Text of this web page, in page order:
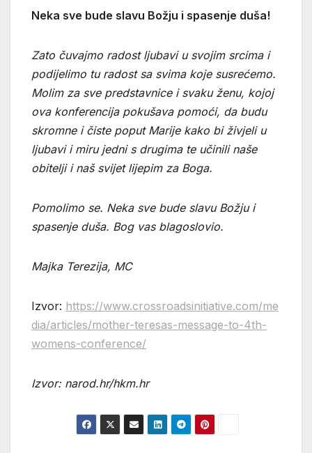
Neka sve bude slavu Božju i spasenje duša!
Zato čuvajmo radost ljubavi u svojim srcima i
podijelimo tu radost sa svima koje susrećemo.
Molim za sve predstavnice i svaku ženu, kojoj
ova konferencija pokušava pomoći, da budu
skromne i čiste poput Marije kako bi živjeli u
ljubavi i miru jedni s drugima te učinili naše
obitelji i naš svijet lijepim za Boga.
Pomolimo se. Neka sve bude slavu Božju i
spasenje duša. Bog vas blagoslovio.
Majka Terezija, MC
Izvor: https://www.crossroadsinitiative.com/me
dia/articles/mother-teresas-message-to-4th-
womens-conference/
Izvor: narod.hr/hkm.hr